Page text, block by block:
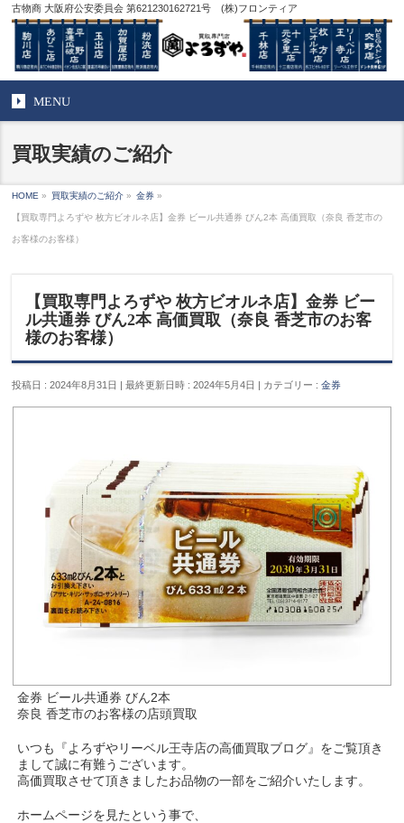
古物商 大阪府公安委員会 第621230162721号 (株)フロンティア
MENU
買取実績のご紹介
HOME » 買取実績のご紹介 » 金券 »
【買取専門よろずや 枚方ビオルネ店】金券 ビール共通券 びん2本 高価買取（奈良 香芝市の
お客様のお客様）
【買取専門よろずや 枚方ビオルネ店】金券 ビー
ル共通券 びん2本 高価買取（奈良 香芝市のお客
様のお客様）
投稿日 : 2024年8月31日 最終更新日時 : 2024年5月4日 カテゴリー :金券
金券 ビール共通券 びん2本
奈良 香芝市のお客様の店頭買取
いつも『よろずやリーベル王寺店の高価買取ブログ』をご覧頂き
まして誠に有難うございます。
高価買取させて頂きましたお品物の一部をご紹介いたします。
ホームページを見たという事で、